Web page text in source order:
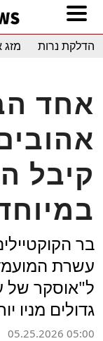
הדלקת נרות מזג
אחד
קיבל
בר
עשרת
ל"אוסקר של
גדולים מניו
05.25.2026 05:00